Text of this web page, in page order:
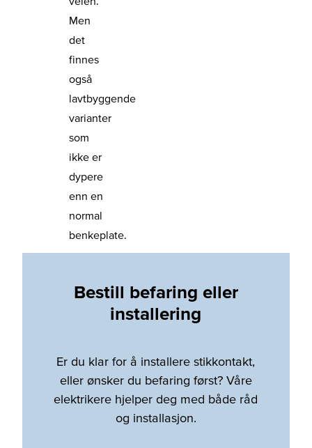
Men
det
finnes
også
lavtbyggende
varianter
som
ikke er
dypere
enn en
normal
benkeplate.
Bestill befaring eller
installering
Er du klar for å installere stikkontakt,
eller ønsker du befaring først? Våre
elektrikere hjelper deg med både råd
og installasjon.